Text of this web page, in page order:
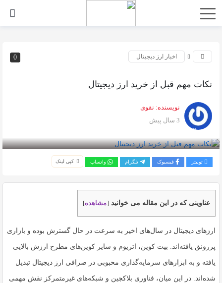
0 اخبار ارز دیجیتال
نکات مهم قبل از خرید ارز دیجیتال
نویسنده: نقوی
3 سال پیش
توییتر فیسبوک تلگرام واتساپ کپی لینک
عناوینی که در این مقاله می خوانید [مشاهده]
ارزهای دیجیتال در سال‌های اخیر به سرعت در حال گسترش بوده و بازاری
پررونق یافته‌اند. بیت کوین، اتریوم و سایر کوین‌های مطرح ارزش بالایی
یافته و به ابزارهای سرمایه‌گذاری محبوبی در صرافی ارز دیجیتال تبدیل
شده‌اند. در این میان، فناوری بلاکچین و شبکه‌های غیرمتمرکز نقش مهمی